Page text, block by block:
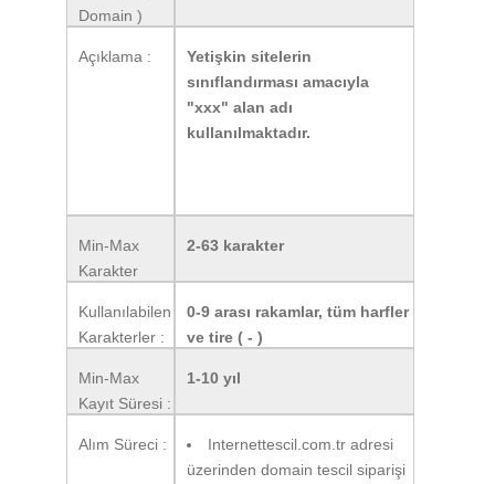
Domain )
Açıklama :
Yetişkin sitelerin
sınıflandırması amacıyla
"xxx" alan adı
kullanılmaktadır.
Min-Max
Karakter
2-63 karakter
Kullanılabilen
Karakterler :
0-9 arası rakamlar, tüm harfler
ve tire ( - )
Min-Max
Kayıt Süresi :
1-10 yıl
Alım Süreci :
Internettescil.com.tr adresi
üzerinden domain tescil siparişi